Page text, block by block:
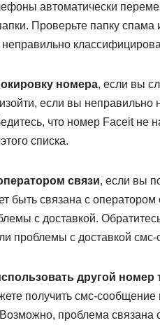
автоматически
Проверьте папку спама
номера, если вы
если вы неправильно
что номер Faceit не
списка.
связи, если вы
быть связана с
с доставкой.
проблемы с доставкой
другой номер
получить смс-
проблема